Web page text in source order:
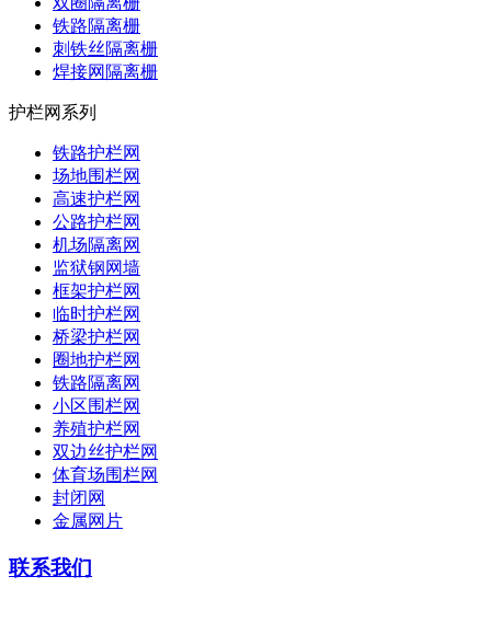
铁路隔离栅
刺铁丝隔离栅
焊接网隔离栅
护栏网系列
铁路护栏网
场地围栏网
高速护栏网
公路护栏网
机场隔离网
监狱钢网墙
框架护栏网
临时护栏网
桥梁护栏网
圈地护栏网
铁路隔离网
小区围栏网
养殖护栏网
双边丝护栏网
体育场围栏网
封闭网
金属网片
联系我们